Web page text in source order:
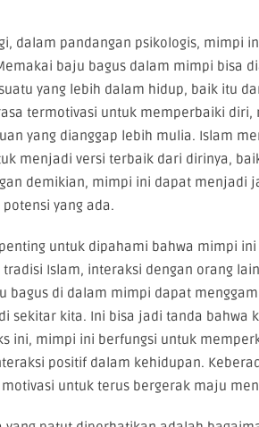
dalam pandangan psikologis, mimpi
baju bagus dalam mimpi bisa
yang lebih dalam hidup, baik itu
termotivasi untuk memperbaiki
yang dianggap lebih mulia. Islam
menjadi versi terbaik dari dirinya,
demikian, mimpi ini dapat menjadi
yang ada.
untuk dipahami bahwa mimpi
tradisi Islam, interaksi dengan orang
bagus di dalam mimpi dapat
sekitar kita. Ini bisa jadi tanda bahwa
ini, mimpi ini berfungsi untuk
positif dalam kehidupan.
untuk terus bergerak maju